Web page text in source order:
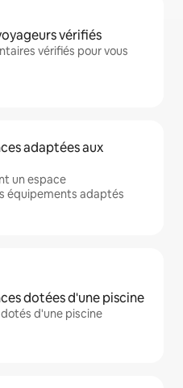
vérifiés
vérifiés pour vous
adaptées aux
un espace
équipements adaptés
dotées d'une piscine
d'une piscine